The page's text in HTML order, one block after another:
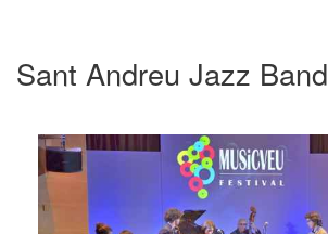
Sant Andreu Jazz Band